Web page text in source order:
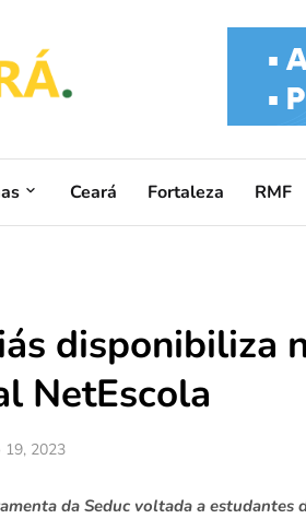
Ceará Fortaleza RMF
disponibiliza
NetEscola
19, 2023
da Seduc voltada a estudantes